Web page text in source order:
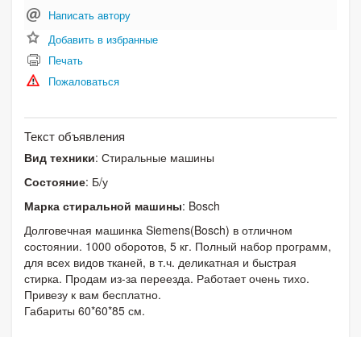
Написать автору
Добавить в избранные
Печать
Пожаловаться
Текст объявления
Вид техники: Стиральные машины
Состояние: Б/у
Марка стиральной машины: Bosch
Долговечная машинка Siemens(Bosch) в отличном
состоянии. 1000 оборотов, 5 кг. Полный набор программ,
для всех видов тканей, в т.ч. деликатная и быстрая
стирка. Продам из-за переезда. Работает очень тихо.
Привезу к вам бесплатно.
Габариты 60*60*85 см.